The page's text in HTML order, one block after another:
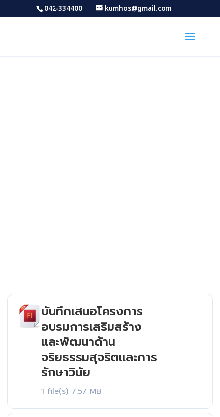
042-334400 kumhos@gmail.com
บันทึกเสนอโครงการ
อบรมการเสริมสร้าง
และพัฒนาด้าน
จริยธรรมสุจริตและการ
รักษาวินัย
1 file(s) 7.57 MB